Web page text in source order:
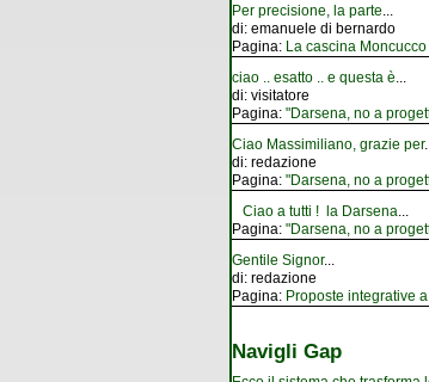
Per precisione, la parte
di: emanuele di bernardo
Pagina: La cascina Moncucco
ciao .. esatto .. e questa è
di: visitatore
Pagina: "Darsena, no a
Ciao Massimiliano, grazie per...
di: redazione
Pagina: "Darsena, no a
Ciao a tutti ! la Darsena
Pagina: "Darsena, no a
Gentile Signor...
di: redazione
Pagina: Proposte integrative
Navigli Gap